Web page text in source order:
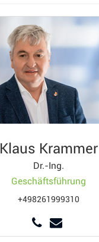
Klaus Krammer
Dr.-Ing.
Geschäftsführung
+498261999310